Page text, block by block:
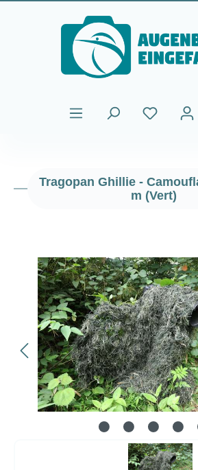
Passer au contenu principal
Tragopan Ghillie -
m (Vert)